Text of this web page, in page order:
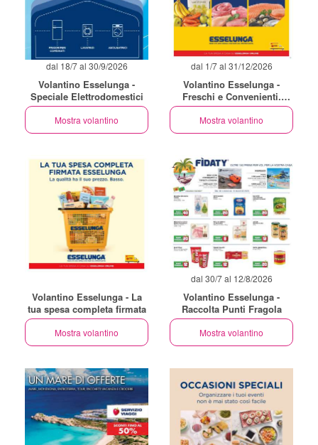
dal 18/7 al 30/9/2026
Volantino Esselunga -
Speciale Elettrodomestici
Mostra volantino
dal 1/7 al 31/12/2026
Volantino Esselunga -
Freschi e Convenienti.
Sempre
Mostra volantino
Volantino Esselunga - La
tua spesa completa firmata
Mostra volantino
dal 30/7 al 12/8/2026
Volantino Esselunga -
Raccolta Punti Fragola
Mostra volantino